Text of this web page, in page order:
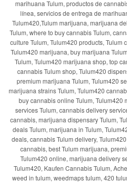
marihuana Tulum, productos de
línea, servicios de entrega de
Tulum420,Tulum marijuana, marijuana
Tulum, where to buy cannabis Tulum,
culture Tulum, Tulum420 products, Tulum
Tulum420 marijuana, buy marijuana
Tulum, Tulum420 marijuana shop, top
cannabis Tulum shop, Tulum420
premium marijuana Tulum, Tulum420
marijuana strains Tulum, Tulum420
buy cannabis online Tulum, Tulum420
services Tulum, cannabis delivery
cannabis, marijuana dispensary Tulum,
deals Tulum, marijuana in Tulum,
deals, cannabis Tulum delivery,
cannabis, best Tulum marijuana,
Tulum420 online, marijuana delivery
Tulum420, Kaufen Cannabis Tulum,
weed in tulum, weedmaps tulum, 420